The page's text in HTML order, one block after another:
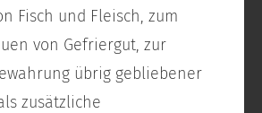
Fisch und Fleisch, zum
von Gefriergut, zur
übrig gebliebener
zusätzliche